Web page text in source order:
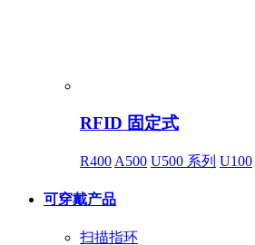
RFID 固定式
R400 A500 U500 系列 U100
可穿戴产品
扫描指环